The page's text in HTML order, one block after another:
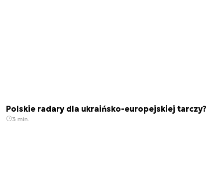
Polskie radary dla ukraińsko-europejskiej tarczy?
3 min.